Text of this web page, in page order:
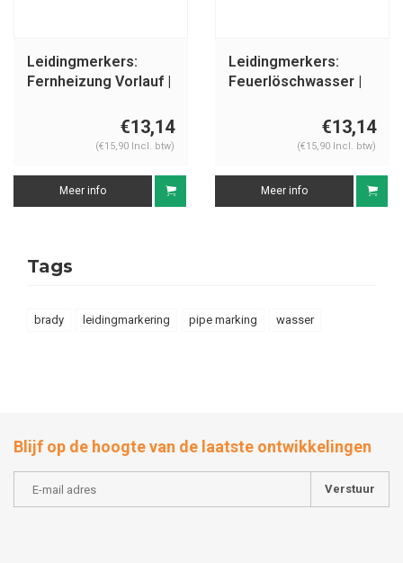
Leidingmerkers:
Fernheizung Vorlauf |
€13,14
(€15,90 Incl. btw)
Meer info
Leidingmerkers:
Feuerlöschwasser |
€13,14
(€15,90 Incl. btw)
Meer info
Tags
brady leidingmarkering pipe marking wasser
Blijf op de hoogte van de laatste ontwikkelingen
Verstuur